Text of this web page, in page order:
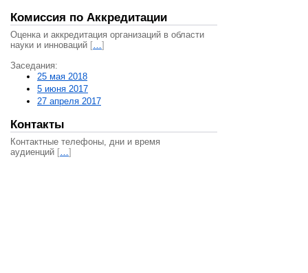
Комиссия по Аккредитации
Оценка и аккредитация организаций в области
науки и инноваций […]
Заседания:
25 мая 2018
5 июня 2017
27 апреля 2017
Контакты
Контактные телефоны, дни и время
аудиенций […]